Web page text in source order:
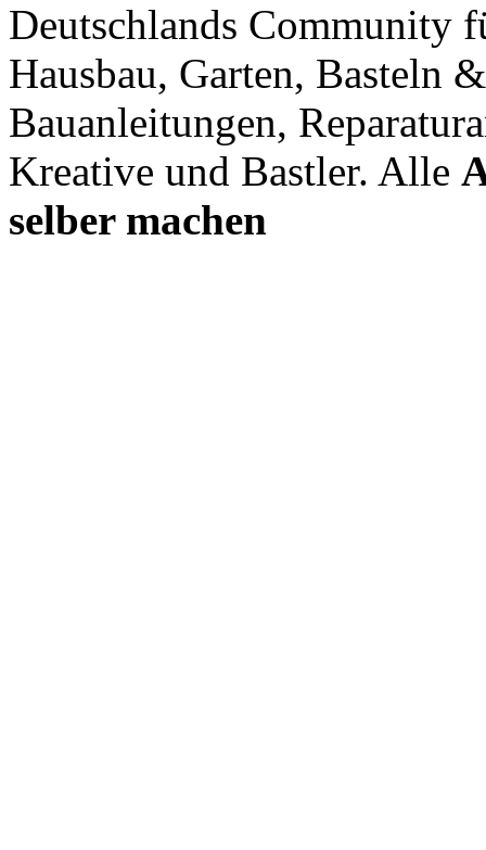
Deutschlands Community
Hausbau, Garten, Basteln
Bauanleitungen,
Kreative und Bastler. Alle
selber machen